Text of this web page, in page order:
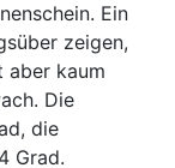
Ein
zeigen,
aber kaum
Die
die
Grad.